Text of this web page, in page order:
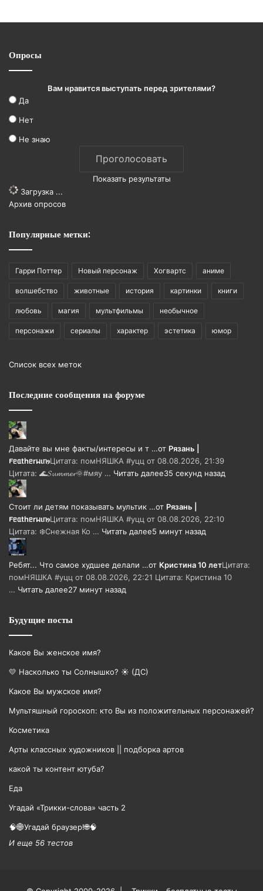
Опросы
Вам нравится выступать перед зрителями?
Да
Нет
Не знаю
Показать результаты
Загрузка ...
Архив опросов
Популярные метки:
Гарри Поттер Новый персонаж Хогвартс аниме
волшебство животные история картинки книги
любовь магия мультфильмы необычное
персонажи сериалы характер эстетика юмор
Список всех меток
Последние сообщения на форуме
Давайте вы мне факты/интересы и т …от Рязань |
𐔥ᥱᥲthᥱrᥕιᥒⳋЦитата: помНЯШКА #уцц от 08.08.2026, 21:39
Цитата: 🌊𝓢𝓾𝓶𝓶𝓮𝓻🌞#мяу … Читать далее35 секунд назад
Стоит ли детям показывать мультик …от Рязань |
𐔥ᥱᥲthᥱrᥕιᥒⳋЦитата: помНЯШКА #уцц от 08.08.2026, 22:10
Цитата: ❄️Снежная Ко … Читать далее5 минут назад
Ребят... Что самое худшее делали …от Кристина 10 летЦитата:
помНЯШКА #уцц от 08.08.2026, 22:21 Цитата: Кристина 10
… Читать далее27 минут назад
Будущие посты
Какое Вы женское имя?
💛 Насколько ты Солнышко? ☀️ (ДС)
Какое Вы мужское имя?
Мультяшный гороскоп: кто Вы из положительных персонажей?
Косметика
Арты классных художников || подборка артов
какой ты контент ютуба?
Еда
Угадай «Трикки-слова» часть 2
🧠🌐Угадай браузер!🌐🧠
И еще 56 тестов